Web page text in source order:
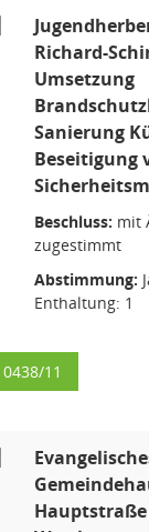
Richard-
Umsetzung
Sanierung
Beseitigung
Beschluss: mit
zugestimmt
Abstimmung:
Enthaltung: 1
0438/11
Hauptstraße